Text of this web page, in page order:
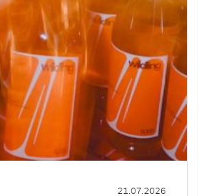
21.07.2026